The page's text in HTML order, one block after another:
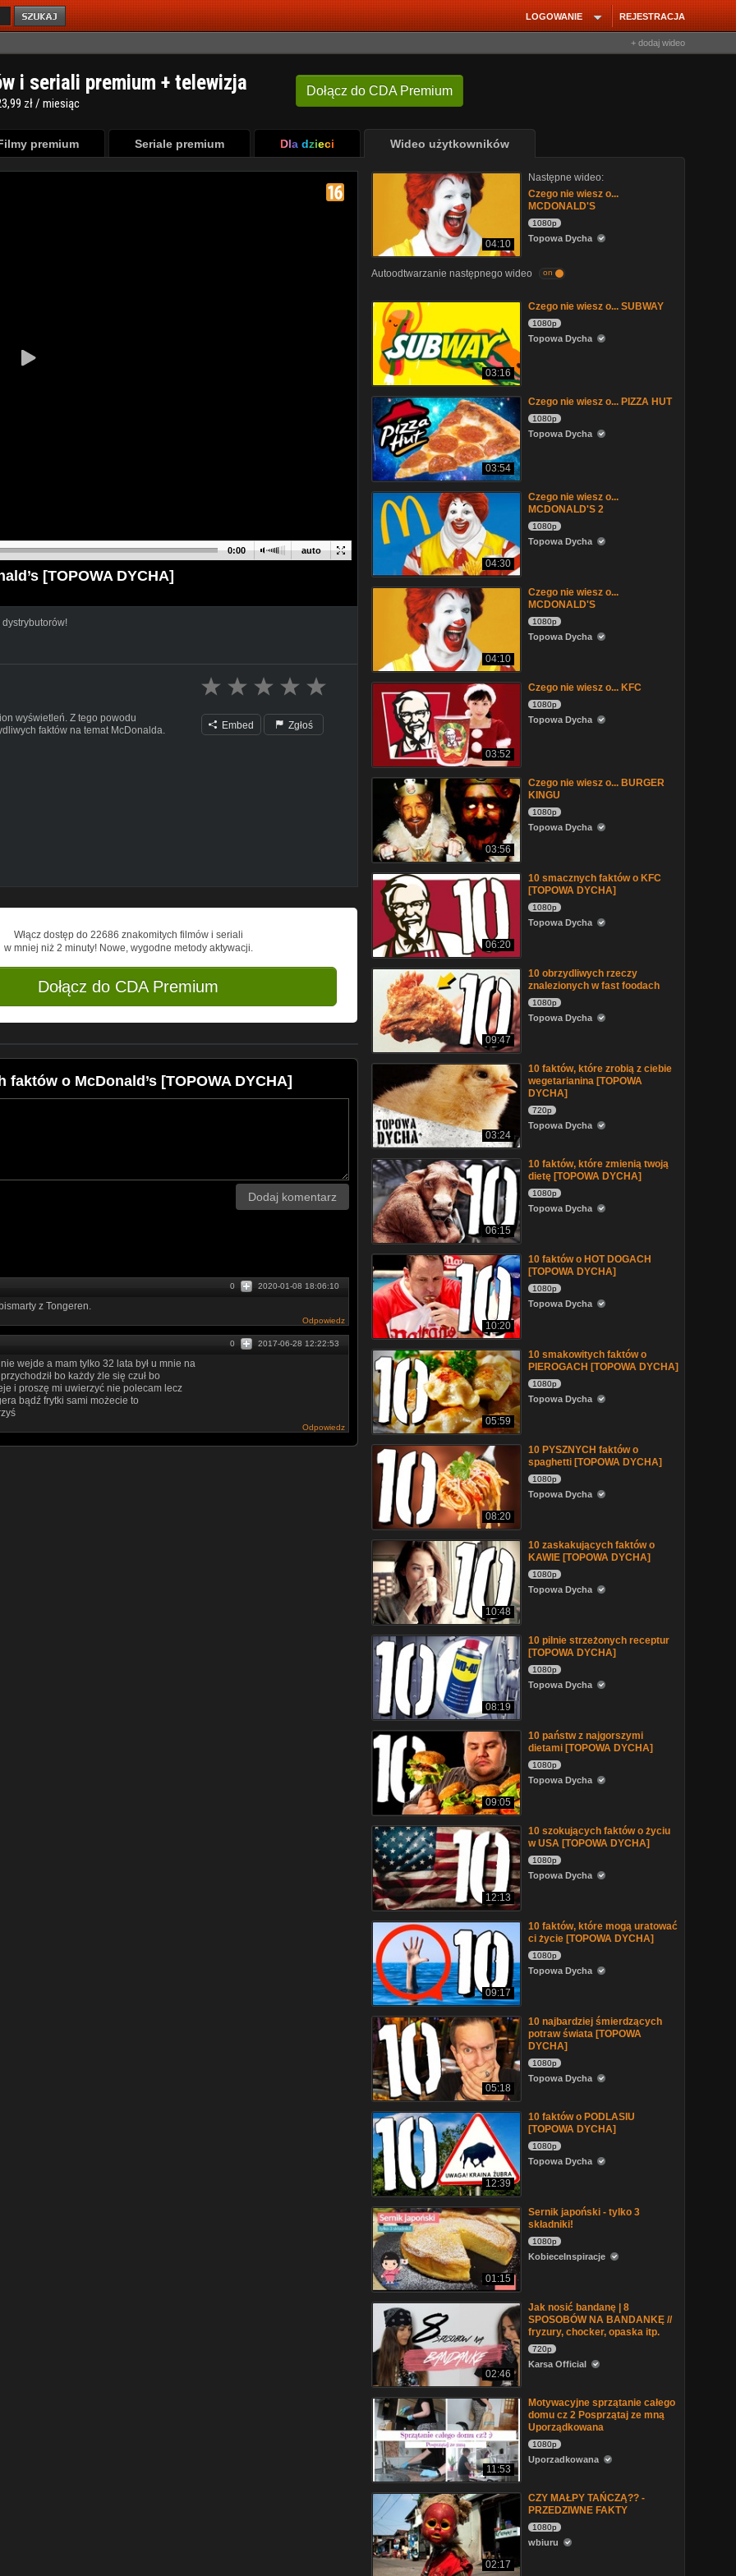
REJESTRACJA
LOGOWANIE
+ dodaj wideo
Dołącz do CDA Premium
i seriali premium + telewizja
zł / miesiąc
premium Seriale premium Dla dzieci Wideo użytkowników
auto
0:00
[TOPOWA DYCHA]
wyświetleń. Z tego powodu
faktów na temat McDonalda.
do 5 listopada, wyniki będą
bluzą Topowej Dychy.
GmbH
Embed Zgłoś
Włącz dostęp do 22686 znakomitych filmów i seriali
w mniej niż 2 minuty! Nowe, wygodne metody aktywacji.
Dołącz do CDA Premium
o McDonald’s [TOPOWA DYCHA]
Dodaj komentarz
2020-01-08 18:06:10
0
z Tongeren.
Odpowiedz
2017-06-28 12:22:53
0
wejde a mam tylko 32 lata był u mnie na
bo każdy żle się czuł bo
i proszę mi uwierzyć nie polecam lecz
bądź frytki sami możecie to
Odpowiedz
04:10
Następne wideo:
Czego nie wiesz o...
MCDONALD'S
1080p
Topowa Dycha
Autoodtwarzanie następnego wideo on
03:16
Czego nie wiesz o... SUBWAY
1080p
Topowa Dycha
03:54
Czego nie wiesz o... PIZZA HUT
1080p
Topowa Dycha
04:30
Czego nie wiesz o...
MCDONALD'S 2
1080p
Topowa Dycha
04:10
Czego nie wiesz o...
MCDONALD'S
1080p
Topowa Dycha
03:52
Czego nie wiesz o... KFC
1080p
Topowa Dycha
03:56
Czego nie wiesz o... BURGER
KINGU
1080p
Topowa Dycha
06:20
10 smacznych faktów o KFC
[TOPOWA DYCHA]
1080p
Topowa Dycha
09:47
10 obrzydliwych rzeczy
znalezionych w fast foodach
1080p
Topowa Dycha
03:24
10 faktów, które zrobią z ciebie
wegetarianina [TOPOWA
DYCHA]
720p
Topowa Dycha
06:15
10 faktów, które zmienią twoją
dietę [TOPOWA DYCHA]
1080p
Topowa Dycha
10:20
10 faktów o HOT DOGACH
[TOPOWA DYCHA]
1080p
Topowa Dycha
05:59
10 smakowitych faktów o
PIEROGACH [TOPOWA DYCHA]
1080p
Topowa Dycha
08:20
10 PYSZNYCH faktów o
spaghetti [TOPOWA DYCHA]
1080p
Topowa Dycha
10:48
10 zaskakujących faktów o
KAWIE [TOPOWA DYCHA]
1080p
Topowa Dycha
08:19
10 pilnie strzeżonych receptur
[TOPOWA DYCHA]
1080p
Topowa Dycha
09:05
10 państw z najgorszymi
dietami [TOPOWA DYCHA]
1080p
Topowa Dycha
12:13
10 szokujących faktów o życiu
w USA [TOPOWA DYCHA]
1080p
Topowa Dycha
09:17
10 faktów, które mogą uratować
ci życie [TOPOWA DYCHA]
1080p
Topowa Dycha
05:18
10 najbardziej śmierdzących
potraw świata [TOPOWA
DYCHA]
1080p
Topowa Dycha
12:39
10 faktów o PODLASIU
[TOPOWA DYCHA]
1080p
Topowa Dycha
01:15
Sernik japoński - tylko 3
składniki!
1080p
KobieceInspiracje
02:46
Jak nosić bandanę | 8
SPOSOBÓW NA BANDANKĘ //
fryzury, chocker, opaska itp.
720p
Karsa Official
11:53
Motywacyjne sprzątanie całego
domu cz 2 Posprzątaj ze mną
Uporządkowana
1080p
Uporzadkowana
02:17
CZY MAŁPY TAŃCZĄ?? -
PRZEDZIWNE FAKTY
1080p
wbiuru